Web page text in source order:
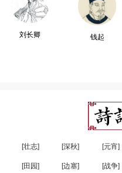
刘长卿 钱起
[壮志] [深秋] [元宵]
[田园] [边塞] [战争]